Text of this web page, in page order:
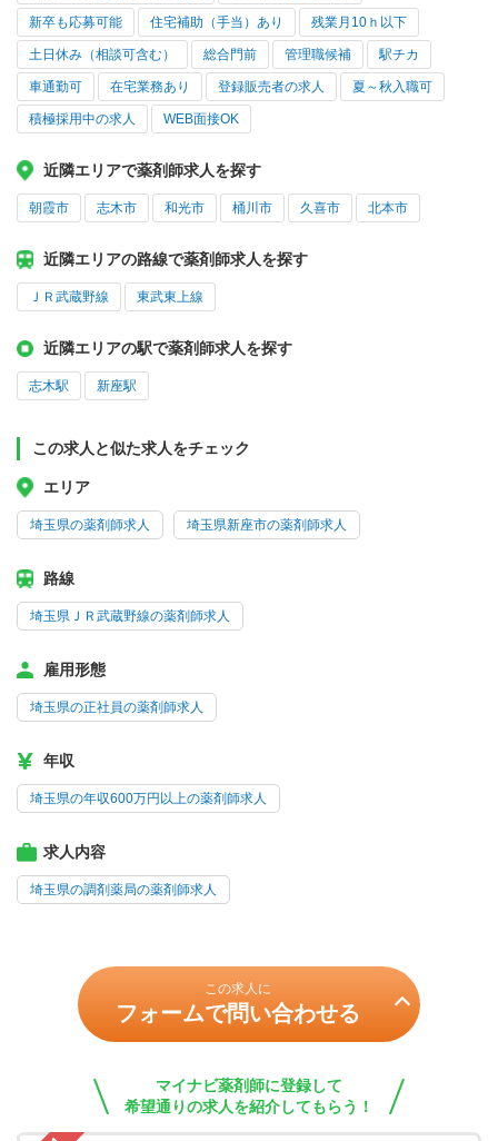
新卒も応募可能 住宅補助（手当）あり 残業月10ｈ以下
土日休み（相談可含む） 総合門前 管理職候補 駅チカ
車通勤可 在宅業務あり 登録販売者の求人 夏～秋入職可
積極採用中の求人 WEB面接OK
近隣エリアで薬剤師求人を探す
朝霞市 志木市 和光市 桶川市 久喜市 北本市
近隣エリアの路線で薬剤師求人を探す
ＪＲ武蔵野線 東武東上線
近隣エリアの駅で薬剤師求人を探す
志木駅 新座駅
この求人と似た求人をチェック
エリア
埼玉県の薬剤師求人 埼玉県新座市の薬剤師求人
路線
埼玉県ＪＲ武蔵野線の薬剤師求人
雇用形態
埼玉県の正社員の薬剤師求人
年収
埼玉県の年収600万円以上の薬剤師求人
求人内容
埼玉県の調剤薬局の薬剤師求人
この求人に
フォームで問い合わせる
マイナビ薬剤師に登録して
希望通りの求人を紹介してもらう！